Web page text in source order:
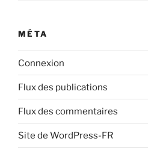
MÉTA
Connexion
Flux des publications
Flux des commentaires
Site de WordPress-FR